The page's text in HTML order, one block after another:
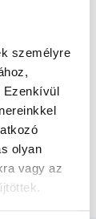
személyre
Ezenkívül
olyan
vagy az
szakorvos